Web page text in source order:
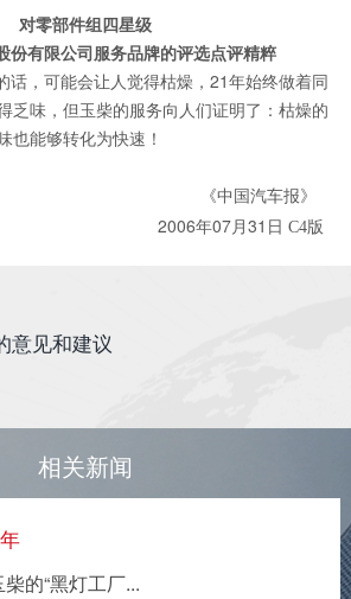
对零部件组四星级
份有限公司服务品牌的评选点评精粹
，可能会让人觉得枯燥，21年始终做着同
乏味，但玉柴的服务向人们证明了：枯燥的
也能够转化为快速！
《中国汽车报》
2006年07月31日 C4版
意见和建议
相关新闻
的“黑灯工厂...